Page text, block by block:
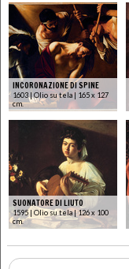
INCORONAZIONE DI SPINE
1603 | Olio su tela | 165 x 127
cm.
SUONATORE DI LIUTO
1595 | Olio su tela | 126 x 100
cm.